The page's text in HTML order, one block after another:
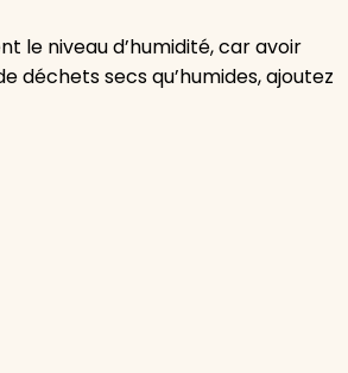
le niveau d’humidité, car avoir
déchets secs qu’humides, ajoutez